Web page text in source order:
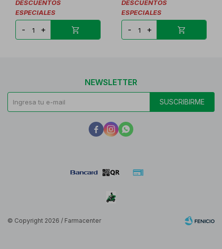
DESCUENTOS
ESPECIALES
- +
DESCUENTOS
ESPECIALES
- +
NEWSLETTER
SUSCRIBIRME
  
© Copyright 2026 / Farmacenter